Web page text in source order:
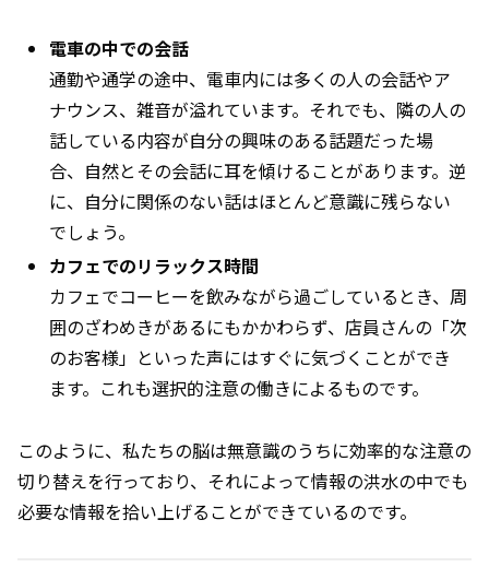
電車の中での会話
通勤や通学の途中、電車内には多くの人の会話やア
ナウンス、雑音が溢れています。それでも、隣の人の
話している内容が自分の興味のある話題だった場
合、自然とその会話に耳を傾けることがあります。逆
に、自分に関係のない話はほとんど意識に残らない
でしょう。
カフェでのリラックス時間
カフェでコーヒーを飲みながら過ごしているとき、周
囲のざわめきがあるにもかかわらず、店員さんの「次
のお客様」といった声にはすぐに気づくことができ
ます。これも選択的注意の働きによるものです。
このように、私たちの脳は無意識のうちに効率的な注意の
切り替えを行っており、それによって情報の洪水の中でも
必要な情報を拾い上げることができているのです。